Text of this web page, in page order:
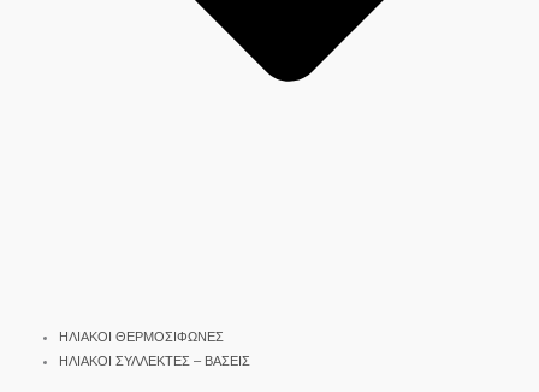
ΗΛΙΑΚΟΙ ΘΕΡΜΟΣΙΦΩΝΕΣ
ΗΛΙΑΚΟΙ ΣΥΛΛΕΚΤΕΣ – ΒΑΣΕΙΣ